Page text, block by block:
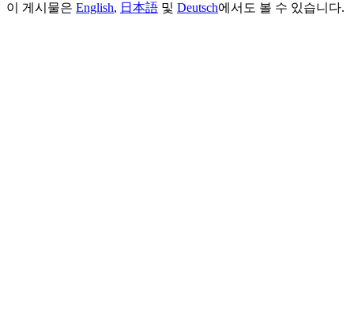
이 게시물은 English, 日本語 및 Deutsch에서도 볼 수 있습니다.